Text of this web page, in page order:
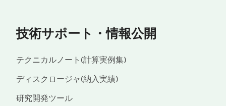
技術サポート・情報公開
テクニカルノート(計算実例集)
ディスクロージャ(納入実績)
研究開発ツール